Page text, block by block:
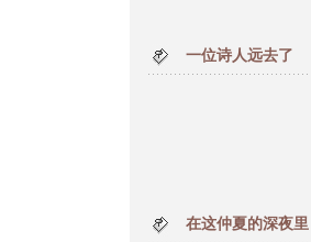
一位诗人远去了
在这仲夏的深夜里